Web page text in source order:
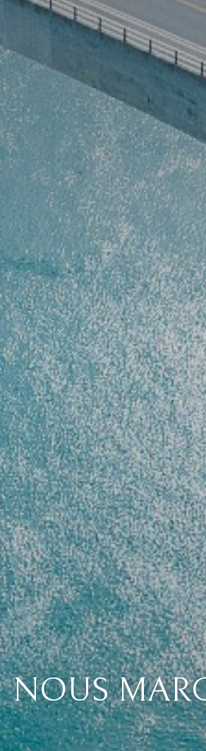
NOUS